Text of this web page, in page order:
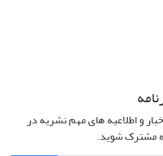
و اطلاعیه های مهم نشریه در
مشترک شوید.